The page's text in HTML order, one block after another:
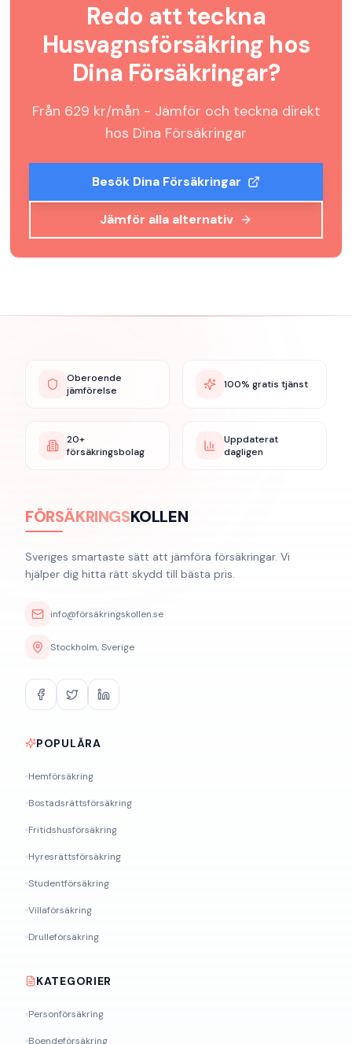
Redo att teckna
Husvagnsförsäkring hos
Dina Försäkringar?
Från 629 kr/mån - Jämför och teckna direkt
hos Dina Försäkringar
Besök Dina Försäkringar
Jämför alla alternativ
Oberoende
jämförelse
100% gratis tjänst
20+
försäkringsbolag
Uppdaterat
dagligen
FÖRSÄKRINGSKOLLEN
Sveriges smartaste sätt att jämföra försäkringar. Vi
hjälper dig hitta rätt skydd till bästa pris.
info@försäkringskollen.se
Stockholm, Sverige
POPULÄRA
Hemförsäkring
Bostadsrättsförsäkring
Fritidshusförsäkring
Hyresrättsförsäkring
Studentförsäkring
Villaförsäkring
Drulleförsäkring
KATEGORIER
Personförsäkring
Boendeförsäkring